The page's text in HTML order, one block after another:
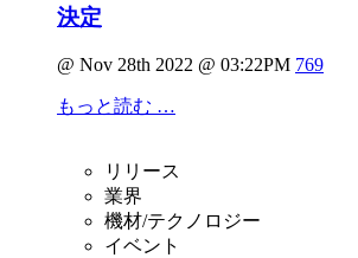
決定
@ Nov 28th 2022 @ 03:22PM 769
もっと読む …
リリース
業界
機材/テクノロジー
イベント